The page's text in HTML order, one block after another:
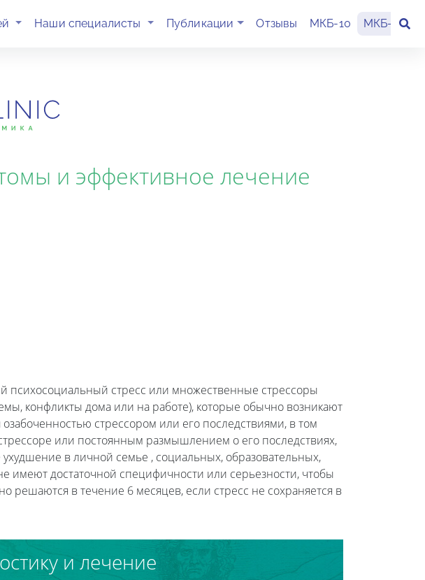
(current)Наши специалисты (current)Публикации Отзывы МКБ-10 МКБ-11
и эффективное лечение
психосоциальный стресс или множественные стрессоры
конфликты дома или на работе), которые обычно возникают
стрессором или его последствиями, в том
или постоянным размышлением о его последствиях,
ухудшение в личной семье , социальных, образовательных,
достаточной специфичности или серьезности, чтобы
решаются в течение 6 месяцев, если стресс не сохраняется в
и лечение